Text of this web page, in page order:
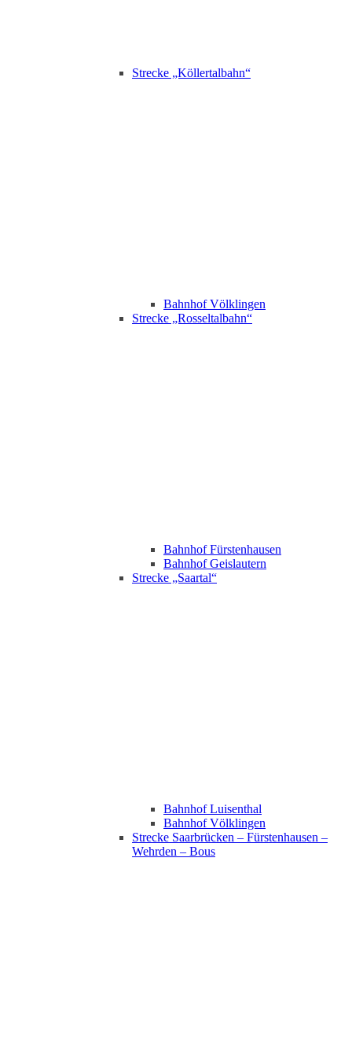
Strecke „Köllertalbahn“
Bahnhof Völklingen
Strecke „Rosseltalbahn“
Bahnhof Fürstenhausen
Bahnhof Geislautern
Strecke „Saartal“
Bahnhof Luisenthal
Bahnhof Völklingen
Strecke Saarbrücken – Fürstenhausen –
Wehrden – Bous